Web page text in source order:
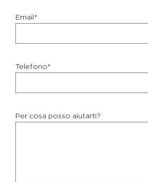
Email*
Telefono*
Per cosa posso aiutarti?